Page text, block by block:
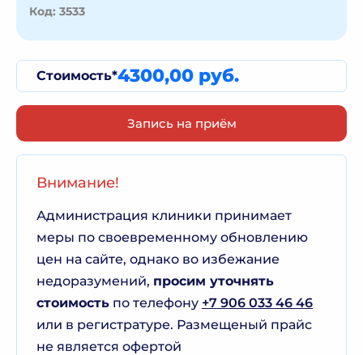
Код: 3533
Стоимость*4300,00 руб.
Запись на приём
Внимание!
Администрация клиники принимает
меры по своевременному обновлению
цен на сайте, однако во избежание
недоразумений, просим уточнять
стоимость по телефону +7 906 033 46 46
или в регистратуре. Размещеный прайс
не является офертой